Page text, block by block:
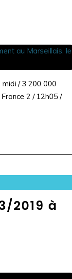
/ 3 200 000
2 / 12h05 /
2019 à